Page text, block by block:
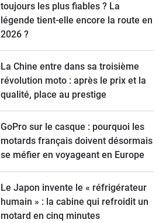
toujours les plus fiables ? La
légende tient-elle encore la route en
2026 ?
La Chine entre dans sa troisième
révolution moto : après le prix et la
qualité, place au prestige
GoPro sur le casque : pourquoi les
motards français doivent désormais
se méfier en voyageant en Europe
Le Japon invente le « réfrigérateur
humain » : la cabine qui refroidit un
motard en cinq minutes